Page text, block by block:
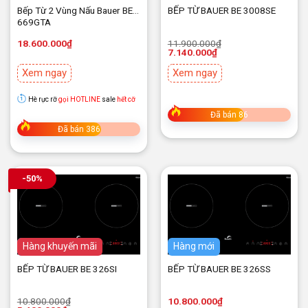
Bếp Từ 2 Vùng Nấu Bauer BE
669GTA
18.600.000₫
Xem ngay
Hè rực rỡgọi HOTLINEsale hết cỡ
Đã bán 386
BẾP TỪ BAUER BE 3008SE
11.900.000₫
Giá
gốc
11.900.000₫.
7.140.000₫
Giá
hiện
là:
7.140.000₫.
Xem ngay
Đã bán 86
-50%
Hàng mới
Hàng khuyến mãi
BẾP TỪ BAUER BE 326SI
10.800.000₫
Giá
Giá
Hàng mới
BẾP TỪ BAUER BE 326SS
10.800.000₫